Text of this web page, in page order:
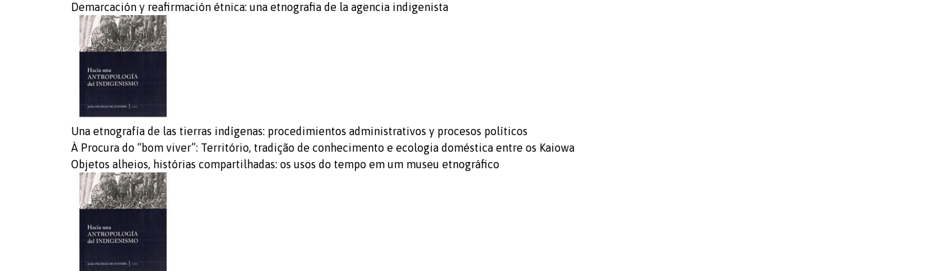
Demarcación y reafirmación étnica: una etnografia de la agencia indigenista
Una etnografía de las tierras indígenas: procedimientos administrativos y procesos políticos
À Procura do “bom viver”: Território, tradição de conhecimento e ecologia doméstica entre os Kaiowa
Objetos alheios, histórias compartilhadas: os usos do tempo em um museu etnográfico